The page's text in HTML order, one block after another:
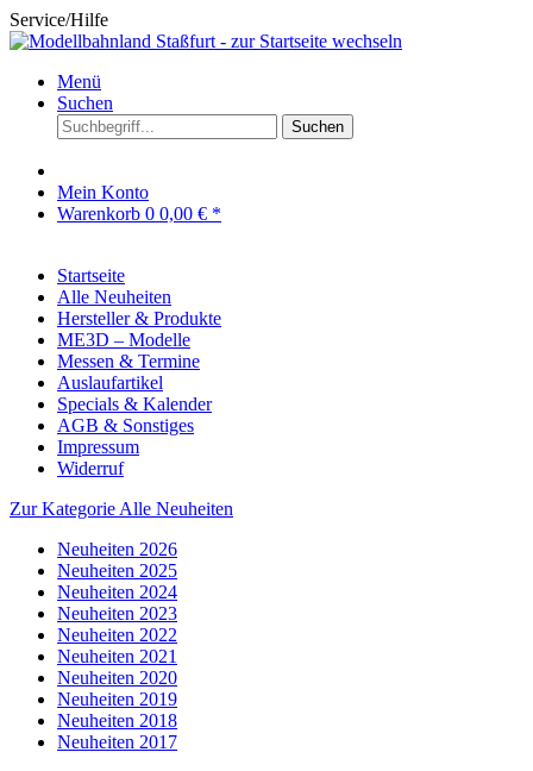
Service/Hilfe
Menü
Suchen
Suchen
Mein Konto
Warenkorb 0 0,00 € *
Startseite
Alle Neuheiten
Hersteller & Produkte
ME3D – Modelle
Messen & Termine
Auslaufartikel
Specials & Kalender
AGB & Sonstiges
Impressum
Widerruf
Zur Kategorie Alle Neuheiten
Neuheiten 2026
Neuheiten 2025
Neuheiten 2024
Neuheiten 2023
Neuheiten 2022
Neuheiten 2021
Neuheiten 2020
Neuheiten 2019
Neuheiten 2018
Neuheiten 2017